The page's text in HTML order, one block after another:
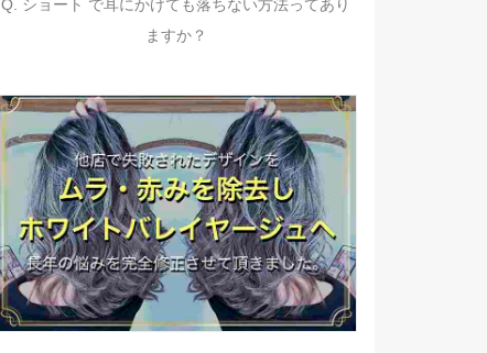
Q. ショート で耳にかけても落ちない方法ってあり
ますか？